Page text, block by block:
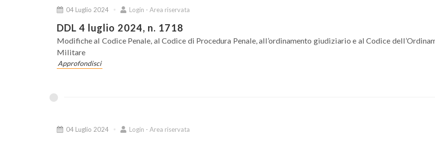
04 Luglio 2024 Login - Area riservata
DDL 4 luglio 2024, n. 1718
Modifiche al Codice Penale, al Codice di Procedura Penale, all’ordinamento giudiziario e al Codice
Militare
Approfondisci
04 Luglio 2024 Login - Area riservata